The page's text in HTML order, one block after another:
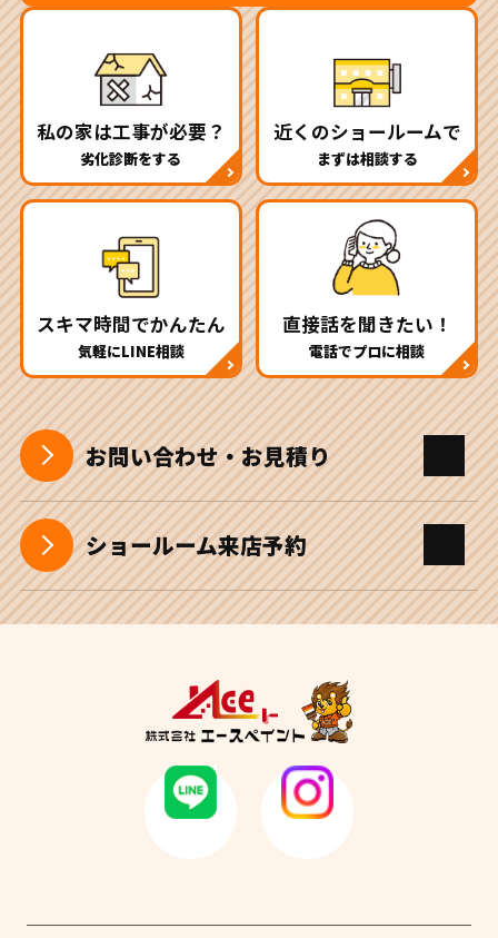
私の家は工事が必要？
劣化診断をする
近くのショールームで
まずは相談する
スキマ時間でかんたん
気軽にLINE相談
直接話を聞きたい！
電話でプロに相談
お問い合わせ・お見積り
ショールーム来店予約